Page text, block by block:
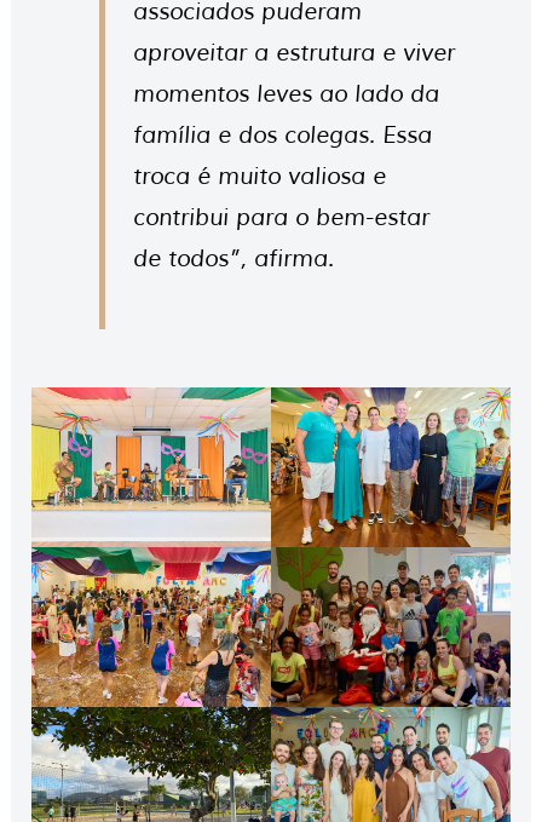
associados puderam
aproveitar a estrutura e viver
momentos leves ao lado da
família e dos colegas. Essa
troca é muito valiosa e
contribui para o bem-estar
de todos”, afirma.